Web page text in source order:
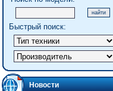
Быстрый поиск:
Новости